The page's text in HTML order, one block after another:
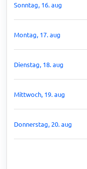
Sonntag, 16. aug
Montag, 17. aug
Dienstag, 18. aug
Mittwoch, 19. aug
Donnerstag, 20. aug